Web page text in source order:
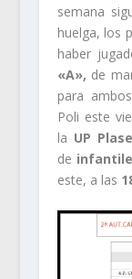
semana
huelga, los
haber
«A», de
para
Poli este
la UP
de
este, a las